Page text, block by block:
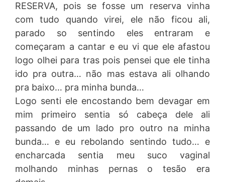
RESERVA, pois se fosse um reserva vinha
com tudo quando virei, ele não ficou ali,
parado so sentindo eles entraram e
começaram a cantar e eu vi que ele afastou
logo olhei para tras pois pensei que ele tinha
ido pra outra… não mas estava ali olhando
pra baixo… pra minha bunda…
Logo senti ele encostando bem devagar em
mim primeiro sentia só cabeça dele ali
passando de um lado pro outro na minha
bunda… e eu rebolando sentindo tudo… e
encharcada sentia meu suco vaginal
molhando minhas pernas o tesão era